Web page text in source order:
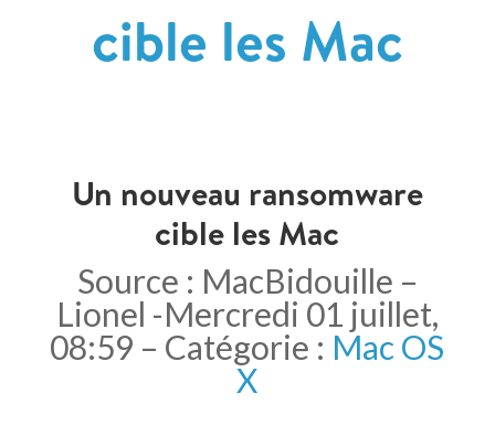
cible les Mac
Un nouveau ransomware
cible les Mac
Source : MacBidouille –
Lionel -Mercredi 01 juillet,
08:59 – Catégorie : Mac OS
X